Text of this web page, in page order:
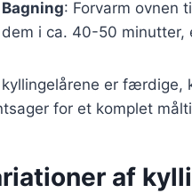
Bagning: Forvarm ovnen
dem i ca. 40-50 minutter,
kyllingelårene er færdige,
for et komplet
af